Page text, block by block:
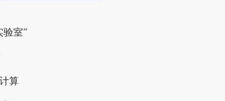
验室”
算